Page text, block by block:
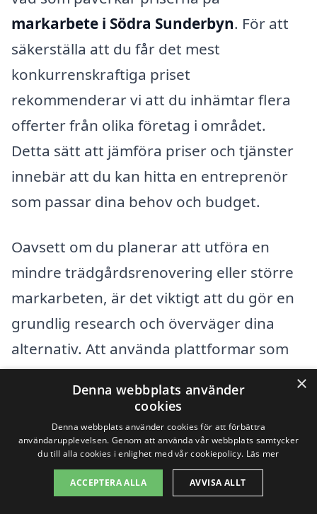
markarbete i Södra Sunderbyn. För att
säkerställa att du får det mest
konkurrenskraftiga priset
rekommenderar vi att du inhämtar flera
offerter från olika företag i området.
Detta sätt att jämföra priser och tjänster
innebär att du kan hitta en entreprenör
som passar dina behov och budget.
Oavsett om du planerar att utföra en
mindre trädgårdsrenovering eller större
markarbeten, är det viktigt att du gör en
grundlig research och överväger dina
alternativ. Att använda plattformar som
markarbete-pris.se kan hjälpa dig att hitta
kvalificerade företag för markarbete i
området, vilket i sin tur kan leda till en
smidigare och mer kostnadseffektiv
process.
×
Denna webbplats använder
cookies
Denna webbplats använder cookies för att förbättra
användarupplevelsen. Genom att använda vår webbplats samtycker
du till alla cookies i enlighet med vår cookiepolicy. Läs mer
ACCEPTERA ALLA AVVISA ALLT